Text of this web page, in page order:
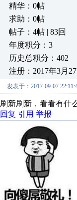
精华：0帖
求助：0帖
帖子：4帖 | 83回
年度积分：3
历史总积分：402
注册：2017年3月27
发表于：2017-09-07
刷新刷新，看看有什
回复 引用 举报